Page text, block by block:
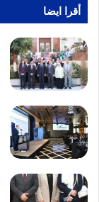
أقرا ايضا